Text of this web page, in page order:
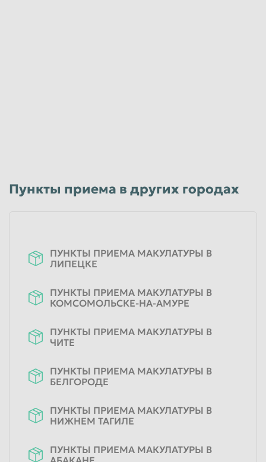
Пункты приема в других городах
ПУНКТЫ ПРИЕМА МАКУЛАТУРЫ В
ЛИПЕЦКЕ
ПУНКТЫ ПРИЕМА МАКУЛАТУРЫ В
КОМСОМОЛЬСКЕ-НА-АМУРЕ
ПУНКТЫ ПРИЕМА МАКУЛАТУРЫ В
ЧИТЕ
ПУНКТЫ ПРИЕМА МАКУЛАТУРЫ В
БЕЛГОРОДЕ
ПУНКТЫ ПРИЕМА МАКУЛАТУРЫ В
НИЖНЕМ ТАГИЛЕ
ПУНКТЫ ПРИЕМА МАКУЛАТУРЫ В